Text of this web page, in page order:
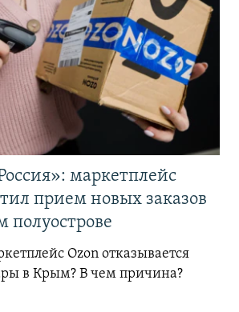
маркетплейс
прием новых заказов
Ozon отказывается
в Крым? В чем причина?